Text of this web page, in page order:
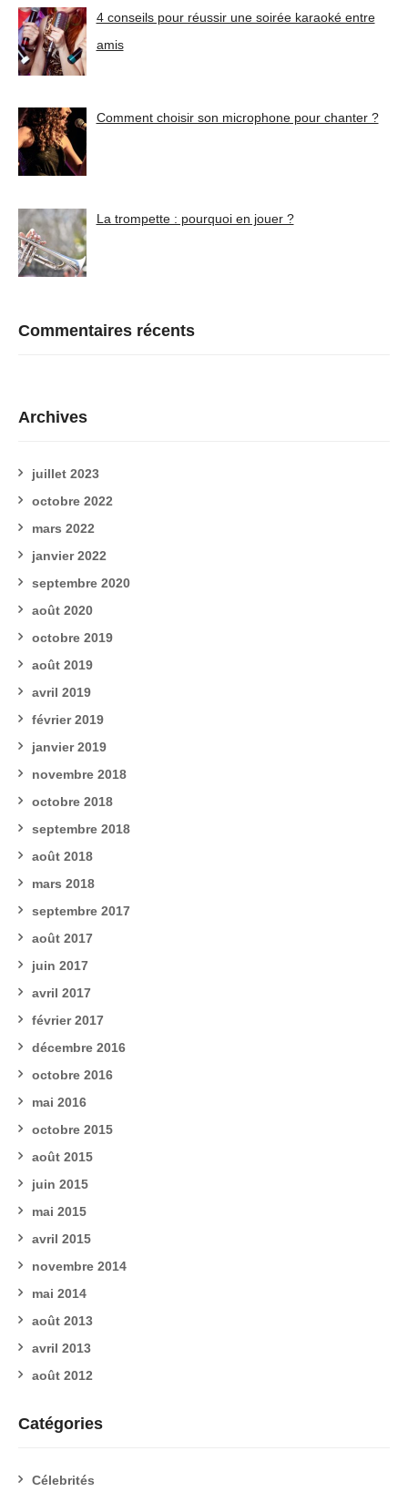
4 conseils pour réussir une soirée karaoké entre
amis
Comment choisir son microphone pour chanter ?
La trompette : pourquoi en jouer ?
Commentaires récents
Archives
juillet 2023
octobre 2022
mars 2022
janvier 2022
septembre 2020
août 2020
octobre 2019
août 2019
avril 2019
février 2019
janvier 2019
novembre 2018
octobre 2018
septembre 2018
août 2018
mars 2018
septembre 2017
août 2017
juin 2017
avril 2017
février 2017
décembre 2016
octobre 2016
mai 2016
octobre 2015
août 2015
juin 2015
mai 2015
avril 2015
novembre 2014
mai 2014
août 2013
avril 2013
août 2012
Catégories
Célebrités